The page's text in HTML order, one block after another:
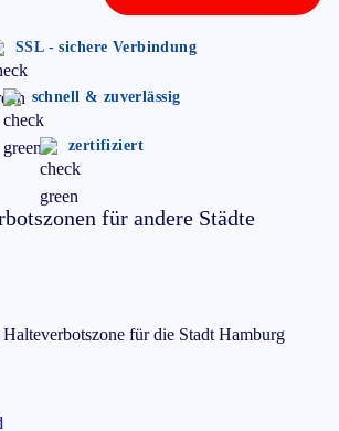
SSL - sichere Verbindung
schnell & zuverlässig
zertifiziert
für andere Städte
für die Stadt Hamburg